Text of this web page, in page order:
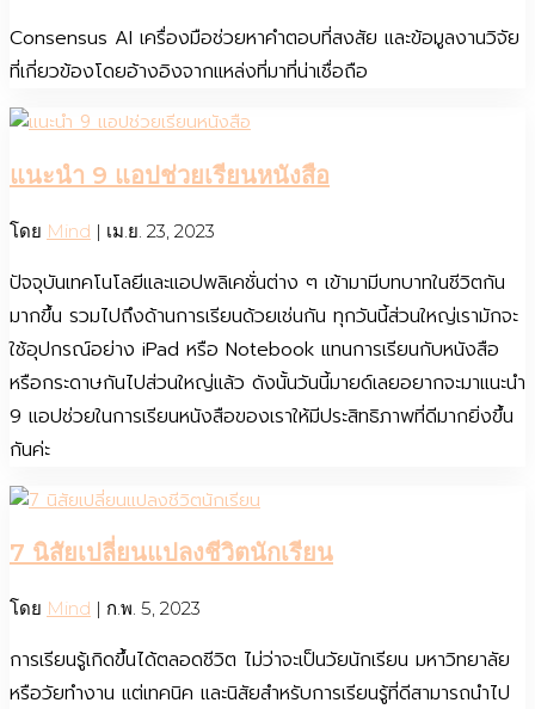
Consensus AI เครื่องมือช่วยหาคำตอบที่สงสัย และข้อมูลงานวิจัย
ที่เกี่ยวข้องโดยอ้างอิงจากแหล่งที่มาที่น่าเชื่อถือ
แนะนำ 9 แอปช่วยเรียนหนังสือ
โดย Mind | เม.ย. 23, 2023
ปัจจุบันเทคโนโลยีและแอปพลิเคชั่นต่าง ๆ เข้ามามีบทบาทในชีวิตกัน
มากขึ้น รวมไปถึงด้านการเรียนด้วยเช่นกัน ทุกวันนี้ส่วนใหญ่เรามักจะ
ใช้อุปกรณ์อย่าง iPad หรือ Notebook แทนการเรียนกับหนังสือ
หรือกระดาษกันไปส่วนใหญ่แล้ว ดังนั้นวันนี้มายด์เลยอยากจะมาแนะนำ
9 แอปช่วยในการเรียนหนังสือของเราให้มีประสิทธิภาพที่ดีมากยิ่งขึ้น
กันค่ะ
7 นิสัยเปลี่ยนแปลงชีวิตนักเรียน
โดย Mind | ก.พ. 5, 2023
การเรียนรู้เกิดขึ้นได้ตลอดชีวิต ไม่ว่าจะเป็นวัยนักเรียน มหาวิทยาลัย
หรือวัยทำงาน แต่เทคนิค และนิสัยสำหรับการเรียนรู้ที่ดีสามารถนำไป